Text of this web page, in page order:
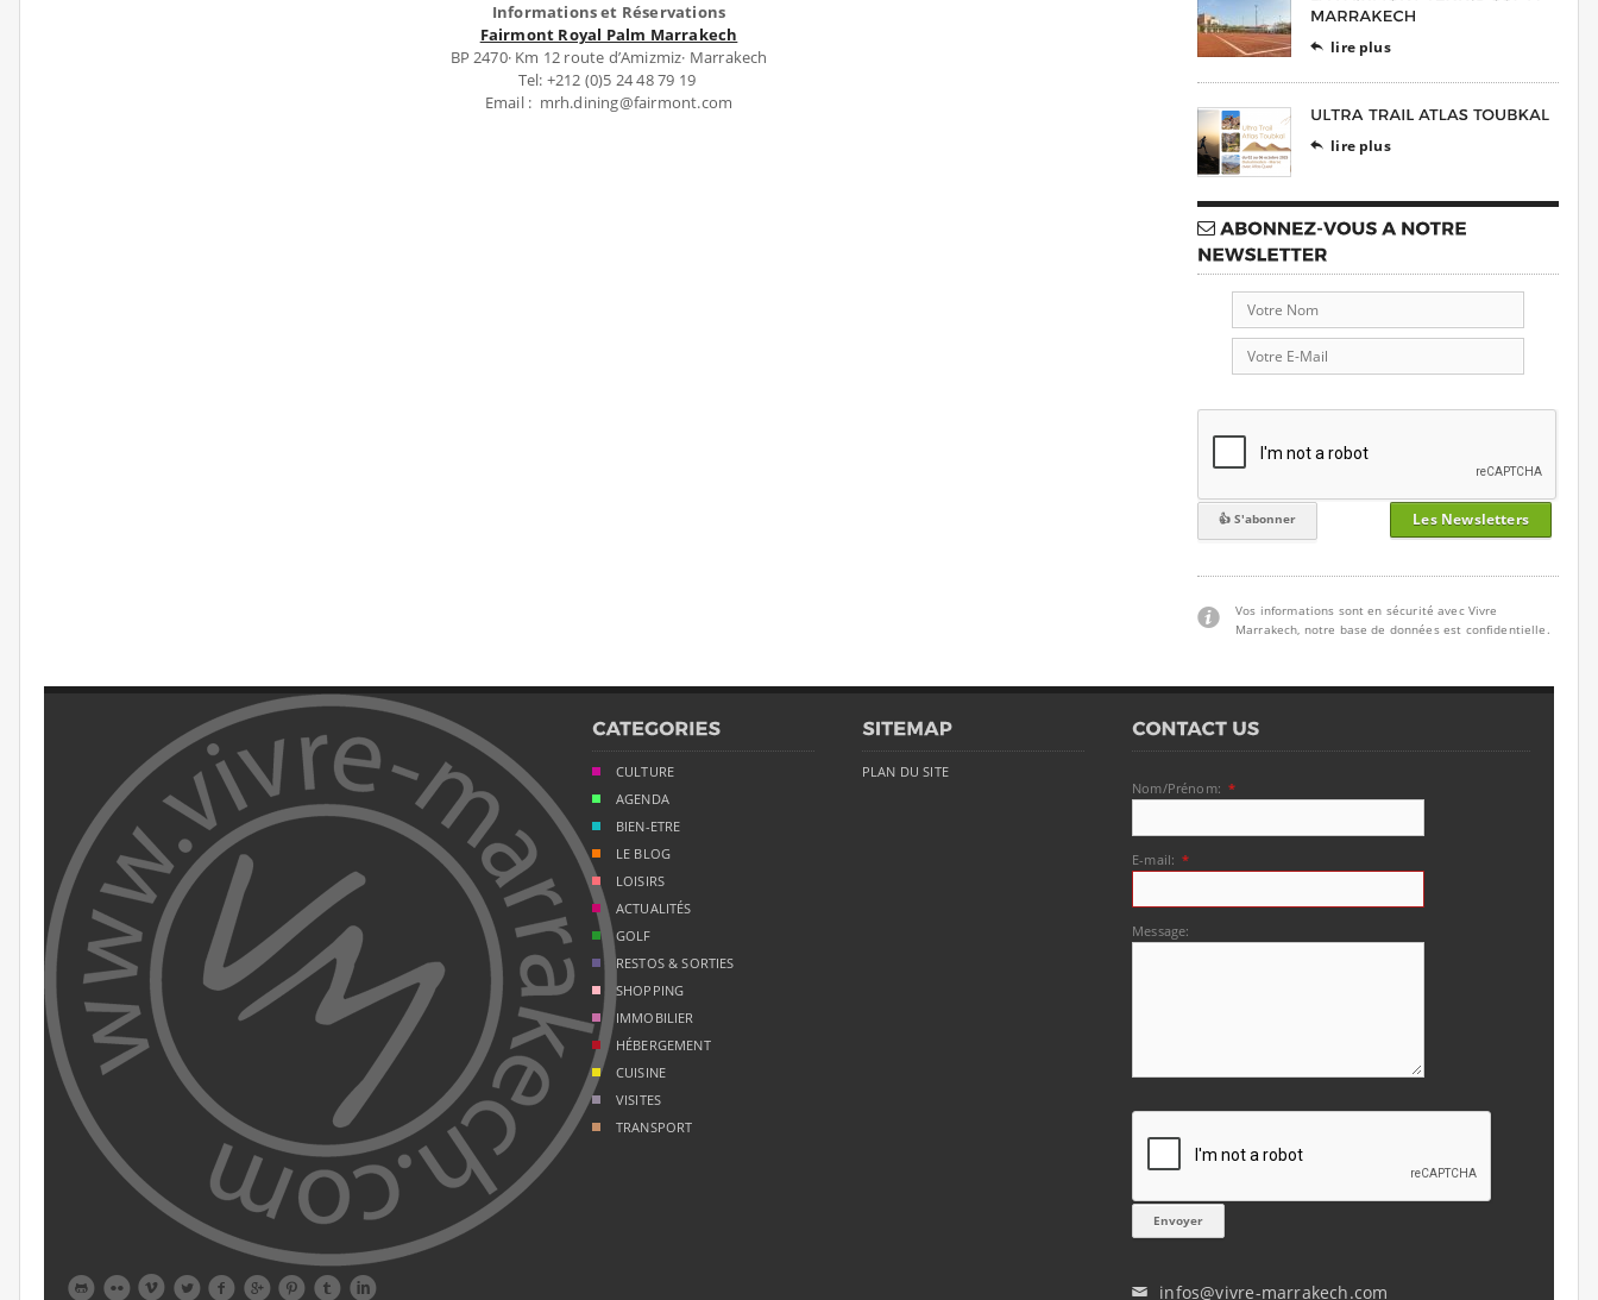
Informations et Réservations
Fairmont Royal Palm Marrakech
BP 2470· Km 12 route d’Amizmiz· Marrakech
Tel: +212 (0)5 24 48 79 19
Email : mrh.dining@fairmont.com
 lire plus
 lire plus
Les Newsletters
Vos informations sont en sécurité avec Vivre
Marrakech, notre base de données est confidentielle.
        
CULTURE
AGENDA
BIEN-ETRE
LE BLOG
LOISIRS
ACTUALITÉS
GOLF
RESTOS & SORTIES
SHOPPING
IMMOBILIER
HÉBERGEMENT
CUISINE
VISITES
TRANSPORT
PLAN DU SITE
Nom/Prénom: *
E-mail: *
Message:
✉ infos@vivre-marrakech.com